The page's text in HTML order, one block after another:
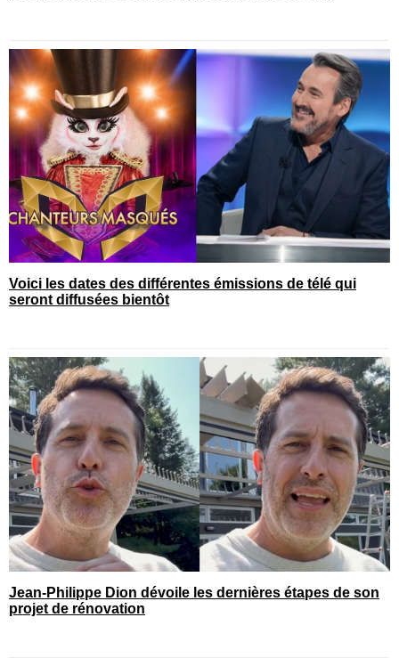
Voici les dates des différentes émissions de télé qui
seront diffusées bientôt
Jean-Philippe Dion dévoile les dernières étapes de son
projet de rénovation